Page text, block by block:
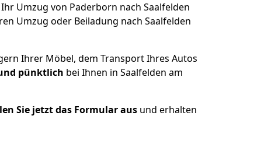
Umzug von Paderborn nach Saalfelden
Umzug oder Beiladung nach Saalfelden
Ihrer Möbel, dem Transport Ihres Autos
pünktlich bei Ihnen in Saalfelden am
Sie jetzt das Formular ausund erhalten